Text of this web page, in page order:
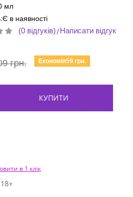
мл
в наявності
(0 відгуків)/Написати відгук
грн. Економія59 грн.
КУПИТИ
в 1 клік
18+